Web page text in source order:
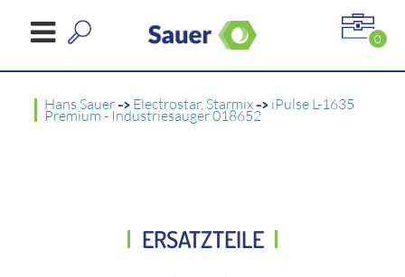
0
Hans Sauer-> Electrostar, Starmix-> iPulse L-1635
Premium - Industriesauger 018652
ERSATZTEILE